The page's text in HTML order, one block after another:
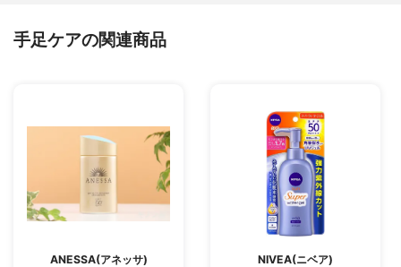
手足ケアの関連商品
ANESSA(アネッサ)
NIVEA(ニベア)